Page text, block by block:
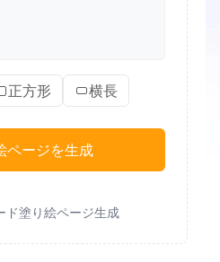
正方形 横長
ページを生成
ド塗り絵ページ生成